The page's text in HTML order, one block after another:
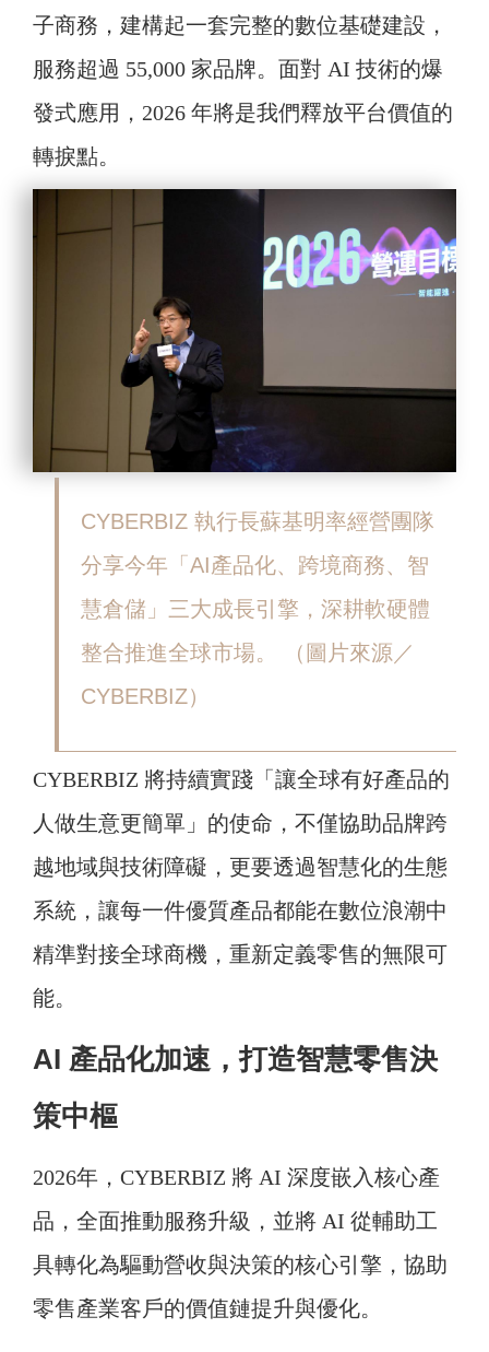
子商務，建構起一套完整的數位基礎建設，
服務超過 55,000 家品牌。面對 AI 技術的爆
發式應用，2026 年將是我們釋放平台價值的
轉捩點。
CYBERBIZ 執行長蘇基明率經營團隊
分享今年「AI產品化、跨境商務、智
慧倉儲」三大成長引擎，深耕軟硬體
整合推進全球市場。 （圖片來源／
CYBERBIZ）
CYBERBIZ 將持續實踐「讓全球有好產品的
人做生意更簡單」的使命，不僅協助品牌跨
越地域與技術障礙，更要透過智慧化的生態
系統，讓每一件優質產品都能在數位浪潮中
精準對接全球商機，重新定義零售的無限可
能。
AI 產品化加速，打造智慧零售決
策中樞
2026年，CYBERBIZ 將 AI 深度嵌入核心產
品，全面推動服務升級，並將 AI 從輔助工
具轉化為驅動營收與決策的核心引擎，協助
零售產業客戶的價值鏈提升與優化。